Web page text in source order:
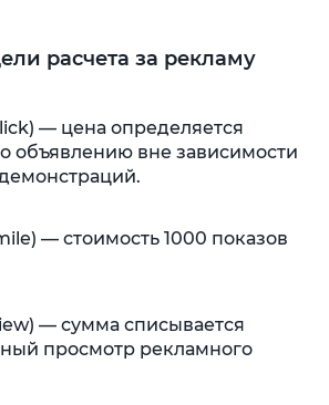
расчета за рекламу
— цена определяется
объявлению вне зависимости
— стоимость 1000 показов
— сумма списывается
просмотр рекламного